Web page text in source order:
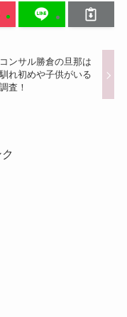
ンサル勝倉の旦那は
れ初めや子供がいる
査！